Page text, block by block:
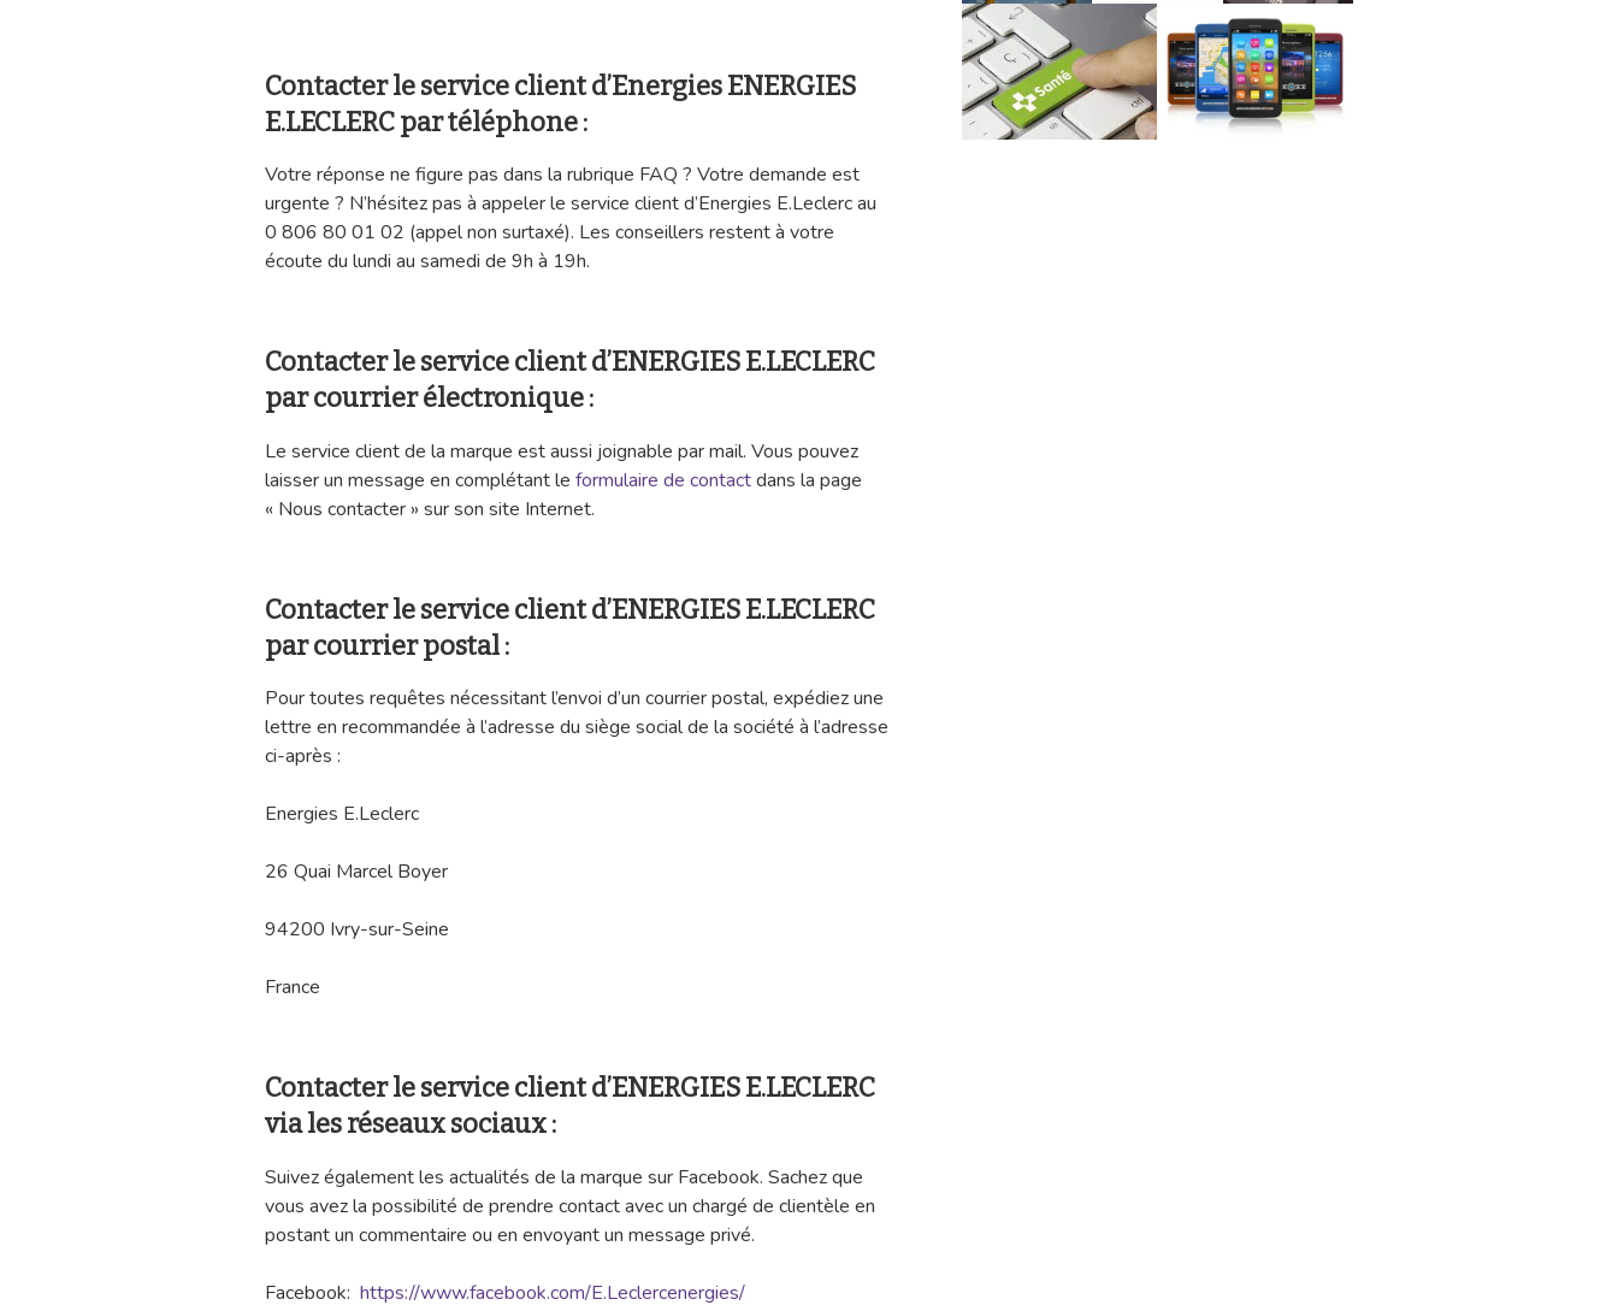
Contacter le service client d’Energies ENERGIES
E.LECLERC par téléphone :
Votre réponse ne figure pas dans la rubrique FAQ ? Votre demande est
urgente ? N’hésitez pas à appeler le service client d’Energies E.Leclerc au
0 806 80 01 02 (appel non surtaxé). Les conseillers restent à votre
écoute du lundi au samedi de 9h à 19h.
Contacter le service client d’ENERGIES E.LECLERC
par courrier électronique :
Le service client de la marque est aussi joignable par mail. Vous pouvez
laisser un message en complétant le formulaire de contactdans la page
« Nous contacter » sur son site Internet.
Contacter le service client d’ENERGIES E.LECLERC
par courrier postal :
Pour toutes requêtes nécessitant l’envoi d’un courrier postal, expédiez une
lettre en recommandée à l’adresse du siège social de la société à l’adresse
ci-après :
Energies E.Leclerc
26 Quai Marcel Boyer
94200 Ivry-sur-Seine
France
Contacter le service client d’ENERGIES E.LECLERC
via les réseaux sociaux :
Suivez également les actualités de la marque sur Facebook. Sachez que
vous avez la possibilité de prendre contact avec un chargé de clientèle en
postant un commentaire ou en envoyant un message privé.
Facebook: https://www.facebook.com/E.Leclercenergies/